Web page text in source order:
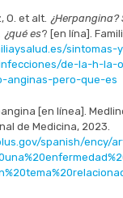
O. et alt. ¿Herpangina?
¿qué es? [en lína].
sintomas-
de-la-h-la-
anginas-pero-que-es
[en línea].
de Medicina, 2023.
spanish/ency/